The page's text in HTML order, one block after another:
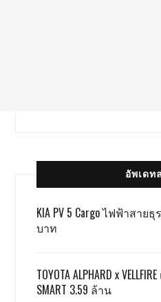
อัพเดท
KIA PV 5 Cargo ไฟฟ้าสาย
บาท
TOYOTA ALPHARD x
SMART 3.59 ล้าน